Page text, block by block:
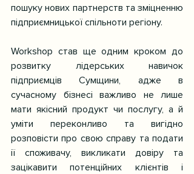
пошуку нових партнерств та зміцненню
підприємницької спільноти регіону.
Workshop став ще одним кроком до
розвитку лідерських навичок
підприємців Сумщини, адже в
сучасному бізнесі важливо не лише
мати якісний продукт чи послугу, а й
уміти переконливо та вигідно
розповісти про свою справу та подати
ії споживачу, викликати довіру та
зацікавити потенційних клієнтів і